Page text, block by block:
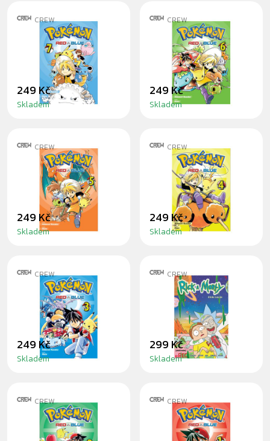
CREW
MANGA POKÉMON
7 (RED A BLUE)
249 Kč
Skladem
CREW
MANGA POKÉMON
6 (RED A BLUE)
249 Kč
Skladem
CREW
MANGA POKÉMON
5 (RED A BLUE)
249 Kč
Skladem
CREW
MANGA POKÉMON
4 (RED A BLUE)
249 Kč
Skladem
CREW
MANGA POKÉMON
3 (RED A BLUE)
249 Kč
Skladem
CREW
KOMIKS RICK A
MORTY 1
299 Kč
Skladem
CREW
MANGA POKÉMON
2 (RED A BLUE)
CREW
MANGA POKÉMON
1 (RED A BLUE)